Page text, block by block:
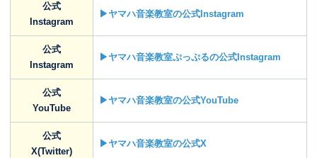
公式
Instagram
▶ヤマハ音楽教室の公式Instagram
公式
Instagram
▶ヤマハ音楽教室ぷっぷるの公式Instagram
公式
YouTube
▶ヤマハ音楽教室の公式YouTube
公式
X(Twitter)
▶ヤマハ音楽教室の公式X